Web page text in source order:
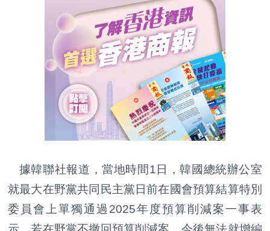
據韓聯社報道，當地時間1日，韓國總統辦公室
就最大在野黨共同民主黨日前在國會預算結算特別
委員會上單獨通過2025年度預算削減案一事表